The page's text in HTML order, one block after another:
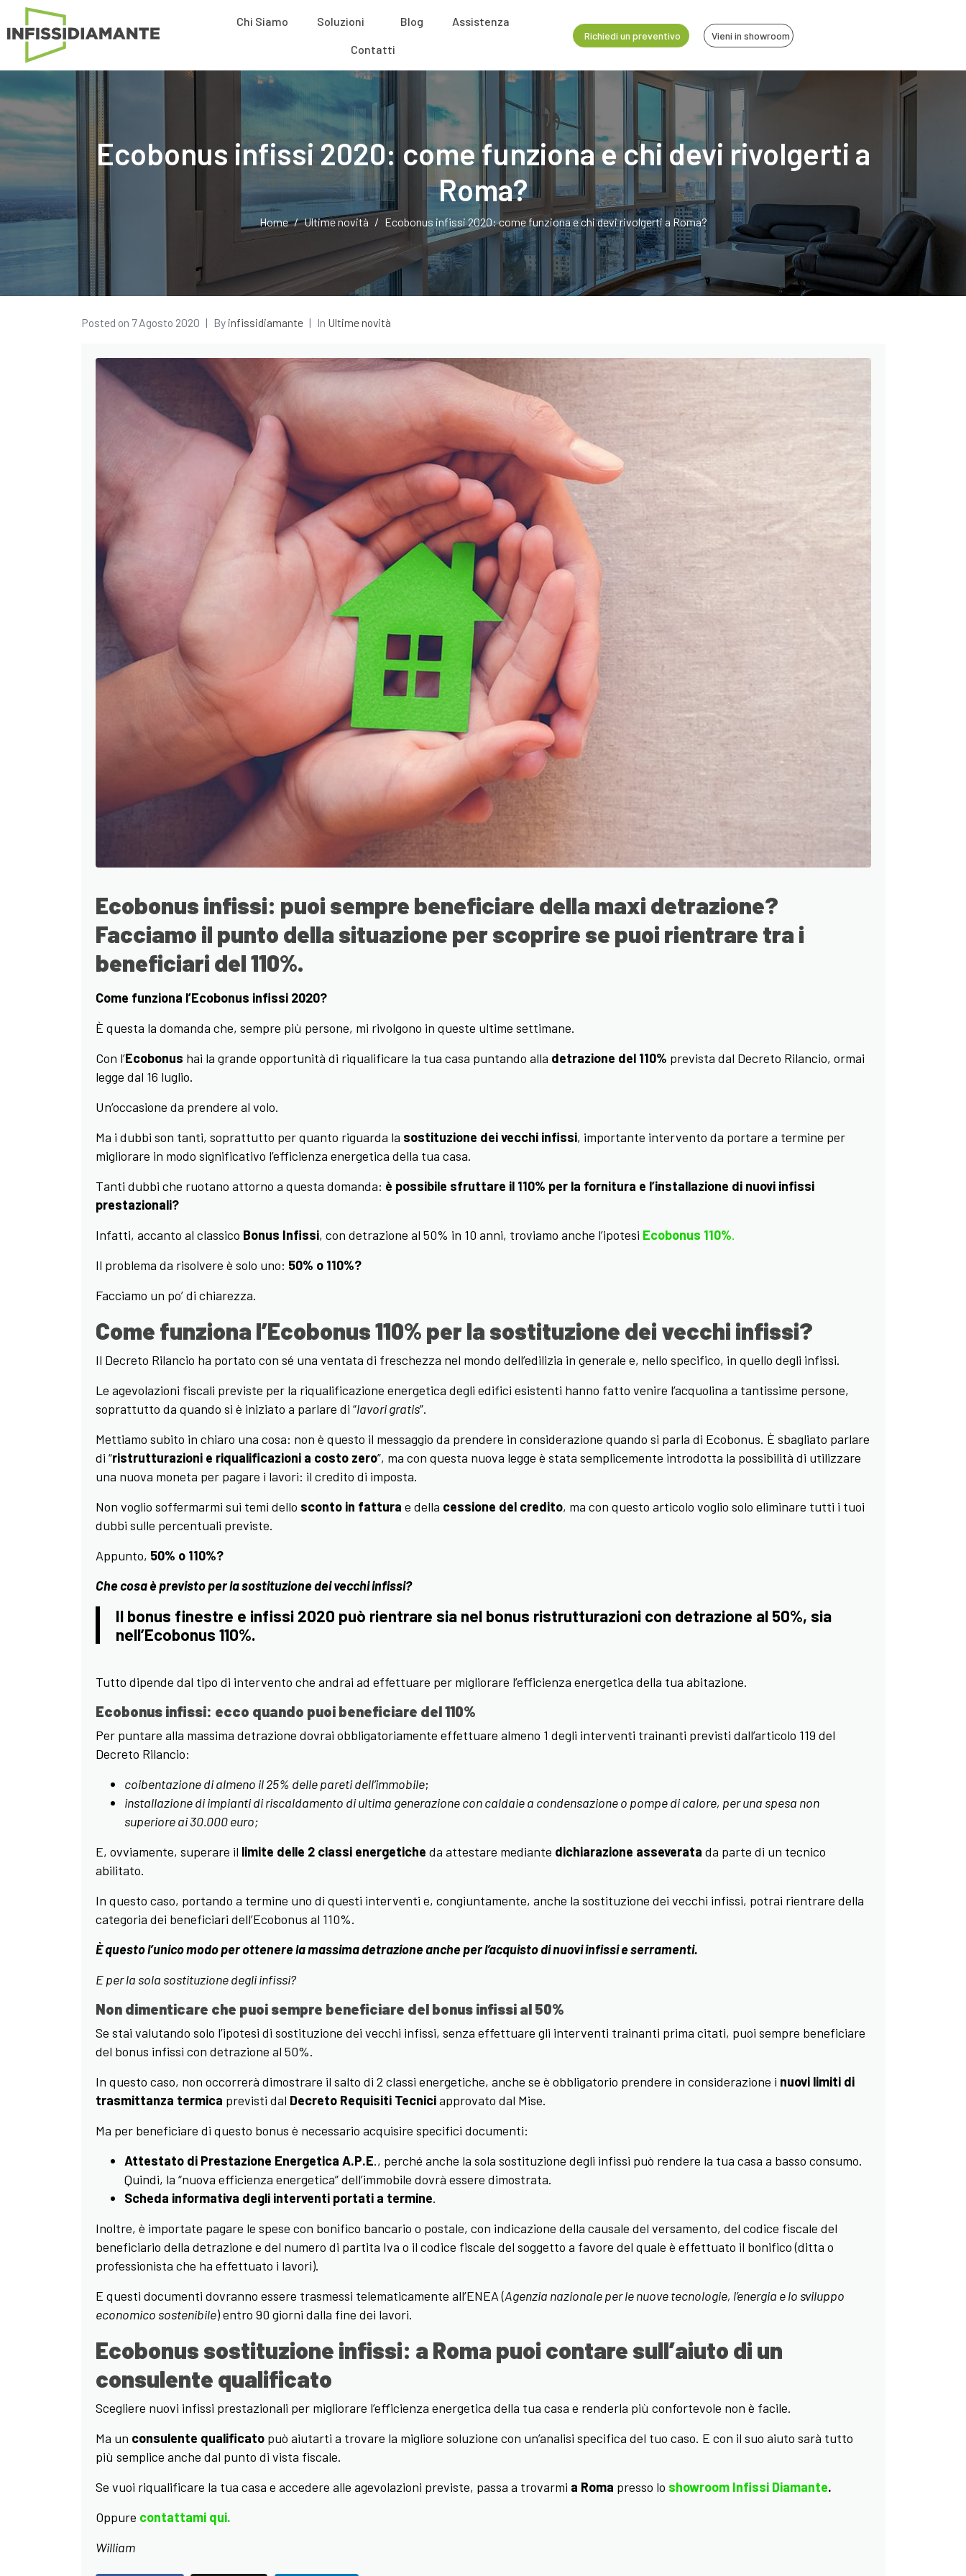
Chi Siamo Soluzioni Blog Assistenza
Contatti
Richiedi un preventivo Vieni in showroom
Ecobonus infissi 2020: come funziona e chi devi rivolgerti a
Roma?
Home Ultime novità Ecobonus infissi 2020: come funziona e chi devi rivolgerti a Roma?
Posted on 7 Agosto 2020 By infissidiamante In Ultime novità
Ecobonus infissi: puoi sempre beneficiare della maxi detrazione?
Facciamo il punto della situazione per scoprire se puoi rientrare tra i
beneficiari del 110%.
Come funziona l’Ecobonus infissi 2020?
È questa la domanda che, sempre più persone, mi rivolgono in queste ultime settimane.
Con l’Ecobonus hai la grande opportunità di riqualificare la tua casa puntando alla detrazione del 110% prevista dal Decreto Rilancio, ormai
legge dal 16 luglio.
Un’occasione da prendere al volo.
Ma i dubbi son tanti, soprattutto per quanto riguarda la sostituzione dei vecchi infissi, importante intervento da portare a termine per
migliorare in modo significativo l’efficienza energetica della tua casa.
Tanti dubbi che ruotano attorno a questa domanda: è possibile sfruttare il 110% per la fornitura e l’installazione di nuovi infissi
prestazionali?
Infatti, accanto al classico Bonus Infissi, con detrazione al 50% in 10 anni, troviamo anche l’ipotesi Ecobonus 110%.
Il problema da risolvere è solo uno: 50% o 110%?
Facciamo un po’ di chiarezza.
Come funziona l’Ecobonus 110% per la sostituzione dei vecchi infissi?
Il Decreto Rilancio ha portato con sé una ventata di freschezza nel mondo dell’edilizia in generale e, nello specifico, in quello degli infissi.
Le agevolazioni fiscali previste per la riqualificazione energetica degli edifici esistenti hanno fatto venire l’acquolina a tantissime persone,
soprattutto da quando si è iniziato a parlare di “lavori gratis”.
Mettiamo subito in chiaro una cosa: non è questo il messaggio da prendere in considerazione quando si parla di Ecobonus. È sbagliato parlare
di “ristrutturazioni e riqualificazioni a costo zero”, ma con questa nuova legge è stata semplicemente introdotta la possibilità di utilizzare
una nuova moneta per pagare i lavori: il credito di imposta.
Non voglio soffermarmi sui temi dello sconto in fattura e della cessione del credito, ma con questo articolo voglio solo eliminare tutti i tuoi
dubbi sulle percentuali previste.
Appunto, 50% o 110%?
Che cosa è previsto per la sostituzione dei vecchi infissi?
Il bonus finestre e infissi 2020 può rientrare sia nel bonus ristrutturazioni con detrazione al 50%, sia
nell’Ecobonus 110%.
Tutto dipende dal tipo di intervento che andrai ad effettuare per migliorare l’efficienza energetica della tua abitazione.
Ecobonus infissi: ecco quando puoi beneficiare del 110%
Per puntare alla massima detrazione dovrai obbligatoriamente effettuare almeno 1 degli interventi trainanti previsti dall’articolo 119 del
Decreto Rilancio:
coibentazione di almeno il 25% delle pareti dell’immobile;
installazione di impianti di riscaldamento di ultima generazione con caldaie a condensazione o pompe di calore, per una spesa non
superiore ai 30.000 euro;
E, ovviamente, superare il limite delle 2 classi energetiche da attestare mediante dichiarazione asseverata da parte di un tecnico
abilitato.
In questo caso, portando a termine uno di questi interventi e, congiuntamente, anche la sostituzione dei vecchi infissi, potrai rientrare della
categoria dei beneficiari dell’Ecobonus al 110%.
È questo l’unico modo per ottenere la massima detrazione anche per l’acquisto di nuovi infissi e serramenti.
E per la sola sostituzione degli infissi?
Non dimenticare che puoi sempre beneficiare del bonus infissi al 50%
Se stai valutando solo l’ipotesi di sostituzione dei vecchi infissi, senza effettuare gli interventi trainanti prima citati, puoi sempre beneficiare
del bonus infissi con detrazione al 50%.
In questo caso, non occorrerà dimostrare il salto di 2 classi energetiche, anche se è obbligatorio prendere in considerazione i nuovi limiti di
trasmittanza termica previsti dal Decreto Requisiti Tecniciapprovato dal Mise.
Ma per beneficiare di questo bonus è necessario acquisire specifici documenti:
Attestato di Prestazione Energetica A.P.E., perché anche la sola sostituzione degli infissi può rendere la tua casa a basso consumo.
Quindi, la “nuova efficienza energetica” dell’immobile dovrà essere dimostrata.
Scheda informativa degli interventi portati a termine.
Inoltre, è importate pagare le spese con bonifico bancario o postale, con indicazione della causale del versamento, del codice fiscale del
beneficiario della detrazione e del numero di partita Iva o il codice fiscale del soggetto a favore del quale è effettuato il bonifico (ditta o
professionista che ha effettuato i lavori).
E questi documenti dovranno essere trasmessi telematicamente all’ENEA (Agenzia nazionale per le nuove tecnologie, l’energia e lo sviluppo
economico sostenibile) entro 90 giorni dalla fine dei lavori.
Ecobonus sostituzione infissi: a Roma puoi contare sull’aiuto di un
consulente qualificato
Scegliere nuovi infissi prestazionali per migliorare l’efficienza energetica della tua casa e renderla più confortevole non è facile.
Ma un consulente qualificatopuò aiutarti a trovare la migliore soluzione con un’analisi specifica del tuo caso. E con il suo aiuto sarà tutto
più semplice anche dal punto di vista fiscale.
Se vuoi riqualificare la tua casa e accedere alle agevolazioni previste, passa a trovarmi a Roma presso lo showroom Infissi Diamante.
Oppure contattami qui.
William